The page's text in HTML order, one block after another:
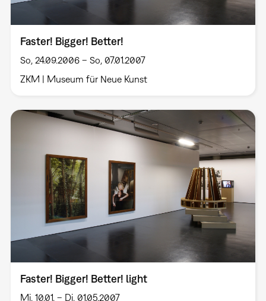
Faster! Bigger! Better!
So, 24.09.2006 – So, 07.01.2007
ZKM | Museum für Neue Kunst
Faster! Bigger! Better! light
Mi, 10.01. – Di, 01.05.2007